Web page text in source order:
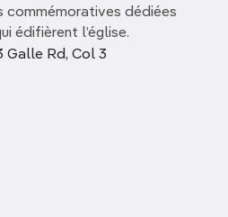
commémoratives dédiées
édifièrent l’église.
Galle Rd, Col 3
Circus